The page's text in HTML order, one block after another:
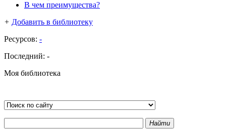
В чем преимущества?
+ Добавить в библиотеку
Ресурсов: -
Последний: -
Моя библиотека
Найти